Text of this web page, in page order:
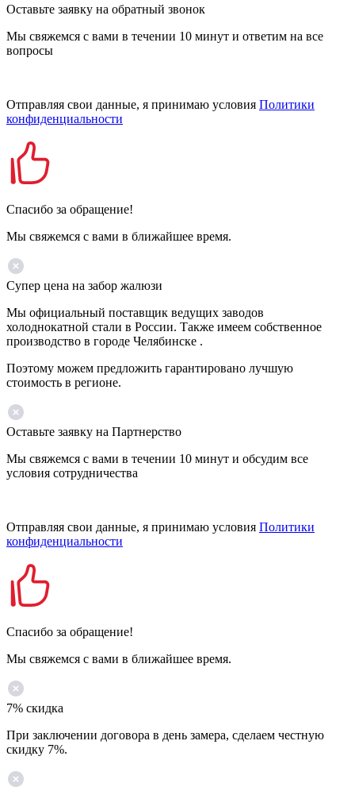
Оставьте заявку на обратный звонок
Мы свяжемся с вами в течении 10 минут и ответим на все
вопросы
Отправляя свои данные, я принимаю условия Политики
конфиденциальности
Спасибо за обращение!
Мы свяжемся с вами в ближайшее время.
Супер цена на забор жалюзи
Мы официальный поставщик ведущих заводов
холоднокатной стали в России. Также имеем собственное
производство в городе Челябинске .
Поэтому можем предложить гарантировано лучшую
стоимость в регионе.
Оставьте заявку на Партнерство
Мы свяжемся с вами в течении 10 минут и обсудим все
условия сотрудничества
Отправляя свои данные, я принимаю условия Политики
конфиденциальности
Спасибо за обращение!
Мы свяжемся с вами в ближайшее время.
7% скидка
При заключении договора в день замера, сделаем честную
скидку 7%.